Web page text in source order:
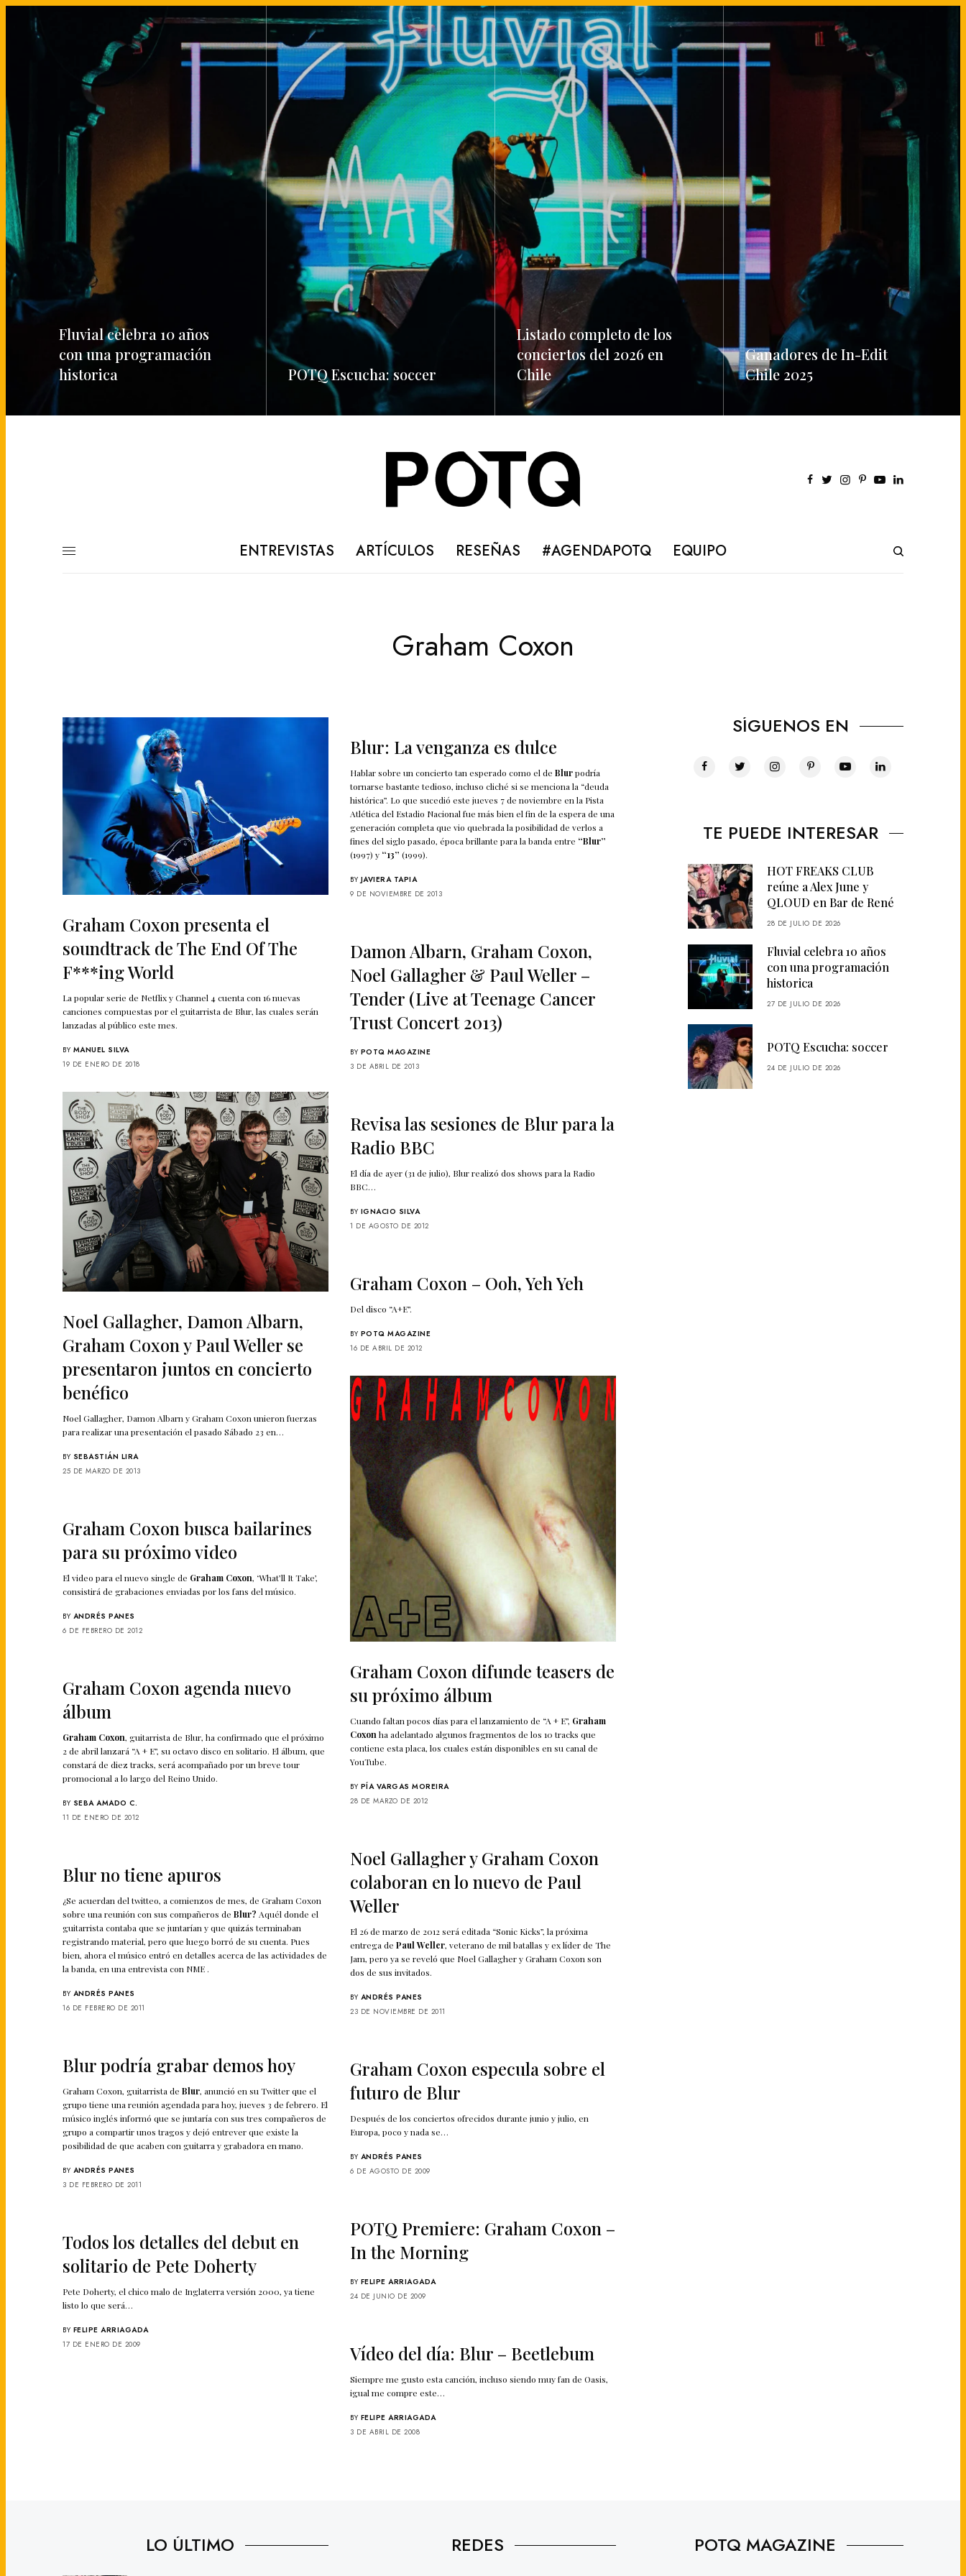
Fluvial celebra 10 años
con una programación
historica
POTQ Escucha: soccer
Listado completo de los
conciertos del 2026 en
Chile
READ MORE
Ganadores de In-Edit
Chile 2025
ENTREVISTAS ARTÍCULOS RESEÑAS #AGENDAPOTQ EQUIPO
Graham Coxon
Graham Coxon presenta el
soundtrack de The End Of The
F***ing World
La popular serie de Netflix y Channel 4 cuenta con 16 nuevas
canciones compuestas por el guitarrista de Blur, las cuales serán
lanzadas al público este mes.
BY MANUEL SILVA
19 DE ENERO DE 2018
Blur: La venganza es dulce
Hablar sobre un concierto tan esperado como el deBlurpodría
tornarse bastante tedioso, incluso cliché si se menciona la “deuda
histórica”. Lo que sucedió este jueves 7 de noviembre en la Pista
Atlética del Estadio Nacional fue más bien el fin de la espera de una
generación completa que vio quebrada la posibilidad de verlos a
fines del siglo pasado, época brillante para la banda entre “Blur”
(1997) y “13” (1999).
BY JAVIERA TAPIA
9 DE NOVIEMBRE DE 2013
Damon Albarn, Graham Coxon,
Noel Gallagher & Paul Weller –
Tender (Live at Teenage Cancer
Trust Concert 2013)
BY POTQ MAGAZINE
3 DE ABRIL DE 2013
Noel Gallagher, Damon Albarn,
Graham Coxon y Paul Weller se
presentaron juntos en concierto
benéfico
Noel Gallagher, Damon Albarn y Graham Coxon unieron fuerzas
para realizar una presentación el pasado Sábado 23 en…
BY SEBASTIÁN LIRA
25 DE MARZO DE 2013
Revisa las sesiones de Blur para la
Radio BBC
El día de ayer (31 de julio), Blur realizó dos shows para la Radio
BBC…
BY IGNACIO SILVA
1 DE AGOSTO DE 2012
Graham Coxon – Ooh, Yeh Yeh
Del disco “A+E”.
BY POTQ MAGAZINE
16 DE ABRIL DE 2012
Graham Coxon difunde teasers de
su próximo álbum
Cuando faltan pocos días para el lanzamiento de “A + E”, Graham
Coxon ha adelantado algunos fragmentos de los 10 tracks que
contiene esta placa, los cuales están disponibles en su canal de
YouTube.
BY PÍA VARGAS MOREIRA
28 DE MARZO DE 2012
Graham Coxon busca bailarines
para su próximo video
El video para el nuevo single de Graham Coxon, ‘What’ll It Take’,
consistirá de grabaciones enviadas por los fans del músico.
BY ANDRÉS PANES
6 DE FEBRERO DE 2012
Graham Coxon agenda nuevo
álbum
Graham Coxon, guitarrista de Blur, ha confirmado que el próximo
2 de abril lanzará “A + E”, su octavo disco en solitario. El álbum, que
constará de diez tracks, será acompañado por un breve tour
promocional a lo largo del Reino Unido.
BY SEBA AMADO C.
11 DE ENERO DE 2012
Noel Gallagher y Graham Coxon
colaboran en lo nuevo de Paul
Weller
El 26 de marzo de 2012 será editada “Sonic Kicks”, la próxima
entrega dePaul Weller, veterano de mil batallas y ex líder de The
Jam, pero ya se reveló que Noel Gallagher y Graham Coxon son
dos de sus invitados.
BY ANDRÉS PANES
23 DE NOVIEMBRE DE 2011
Blur no tiene apuros
¿Se acuerdan del twitteo, a comienzos de mes, de Graham Coxon
sobre una reunión con sus compañeros deBlur? Aquél donde el
guitarrista contaba que se juntarían y que quizás terminaban
registrando material, pero que luego borró de su cuenta. Pues
bien, ahora el músico entró en detalles acerca de las actividades de
la banda, en una entrevista con NME .
BY ANDRÉS PANES
16 DE FEBRERO DE 2011
Blur podría grabar demos hoy
Graham Coxon, guitarrista deBlur, anunció en su Twitter que el
grupo tiene una reunión agendada para hoy, jueves 3 de febrero. El
músico inglés informó que se juntaría con sus tres compañeros de
grupo a compartir unos tragos y dejó entrever que existe la
posibilidad de que acaben con guitarra y grabadora en mano.
BY ANDRÉS PANES
3 DE FEBRERO DE 2011
Graham Coxon especula sobre el
futuro de Blur
Después de los conciertos ofrecidos durante junio y julio, en
Europa, poco y nada se…
BY ANDRÉS PANES
6 DE AGOSTO DE 2009
POTQ Premiere: Graham Coxon –
In the Morning
BY FELIPE ARRIAGADA
24 DE JUNIO DE 2009
Todos los detalles del debut en
solitario de Pete Doherty
Pete Doherty, el chico malo de Inglaterra versión 2000, ya tiene
listo lo que será…
BY FELIPE ARRIAGADA
17 DE ENERO DE 2009
Vídeo del día: Blur – Beetlebum
Siempre me gusto esta canción, incluso siendo muy fan de Oasis,
igual me compre este…
BY FELIPE ARRIAGADA
3 DE ABRIL DE 2008
SÍGUENOS EN
TE PUEDE INTERESAR
HOT FREAKS CLUB
reúne a Alex June y
QLOUD en Bar de René
28 DE JULIO DE 2026
Fluvial celebra 10 años
con una programación
historica
27 DE JULIO DE 2026
POTQ Escucha: soccer
24 DE JULIO DE 2026
LO ÚLTIMO REDES POTQ MAGAZINE